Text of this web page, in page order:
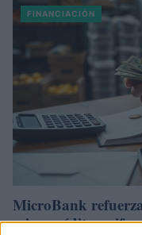
FINANCIACIÓN
MicroBank
microcréditos: